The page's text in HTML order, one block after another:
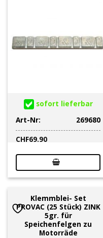
sofort lieferbar
Art-Nr:
269680
CHF69.90
Klemmblei- Set
PROVAC (25 Stück) ZINK
5gr. für
Speichenfelgen zu
Motorräde